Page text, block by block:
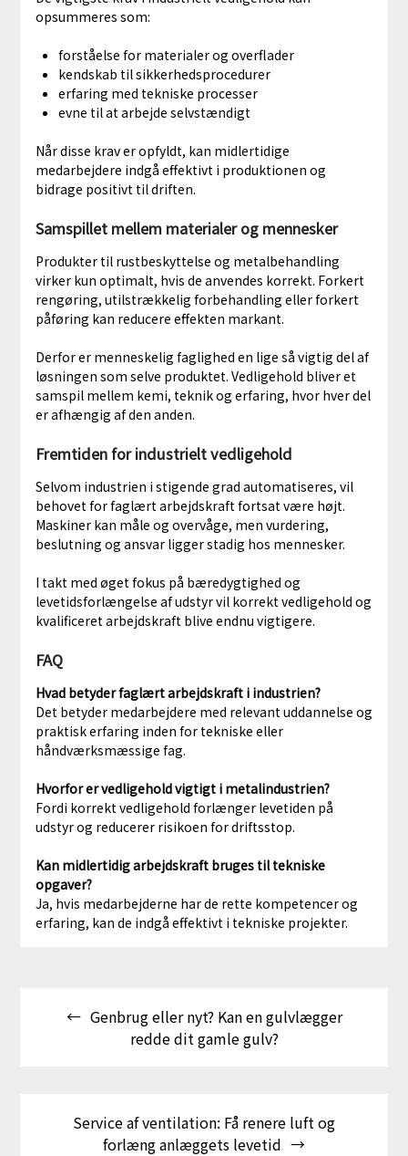
opsummeres som:
forståelse for materialer og overflader
kendskab til sikkerhedsprocedurer
erfaring med tekniske processer
evne til at arbejde selvstændigt
Når disse krav er opfyldt, kan midlertidige
medarbejdere indgå effektivt i produktionen og
bidrage positivt til driften.
Samspillet mellem materialer og mennesker
Produkter til rustbeskyttelse og metalbehandling
virker kun optimalt, hvis de anvendes korrekt. Forkert
rengøring, utilstrækkelig forbehandling eller forkert
påføring kan reducere effekten markant.
Derfor er menneskelig faglighed en lige så vigtig del af
løsningen som selve produktet. Vedligehold bliver et
samspil mellem kemi, teknik og erfaring, hvor hver del
er afhængig af den anden.
Fremtiden for industrielt vedligehold
Selvom industrien i stigende grad automatiseres, vil
behovet for faglært arbejdskraft fortsat være højt.
Maskiner kan måle og overvåge, men vurdering,
beslutning og ansvar ligger stadig hos mennesker.
I takt med øget fokus på bæredygtighed og
levetidsforlængelse af udstyr vil korrekt vedligehold og
kvalificeret arbejdskraft blive endnu vigtigere.
FAQ
Hvad betyder faglært arbejdskraft i industrien?
Det betyder medarbejdere med relevant uddannelse og
praktisk erfaring inden for tekniske eller
håndværksmæssige fag.
Hvorfor er vedligehold vigtigt i metalindustrien?
Fordi korrekt vedligehold forlænger levetiden på
udstyr og reducerer risikoen for driftsstop.
Kan midlertidig arbejdskraft bruges til tekniske
opgaver?
Ja, hvis medarbejderne har de rette kompetencer og
erfaring, kan de indgå effektivt i tekniske projekter.
Genbrug eller nyt? Kan en gulvlægger
redde dit gamle gulv?
Service af ventilation: Få renere luft og
forlæng anlæggets levetid